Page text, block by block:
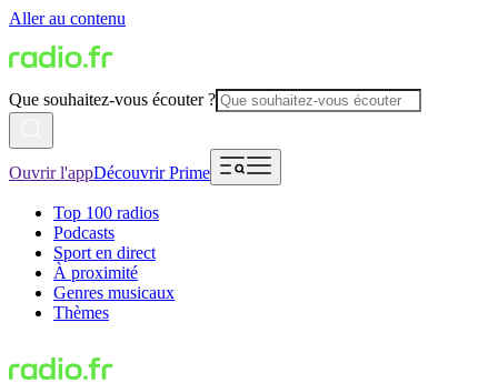
Aller au contenu
Que souhaitez-vous écouter ?
Ouvrir l'appDécouvrir Prime
Top 100 radios
Podcasts
Sport en direct
À proximité
Genres musicaux
Thèmes